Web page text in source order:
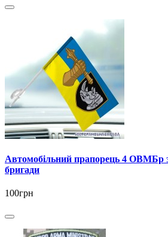
Автомобільний прапорець 4 ОВМБр
бригади
100грн